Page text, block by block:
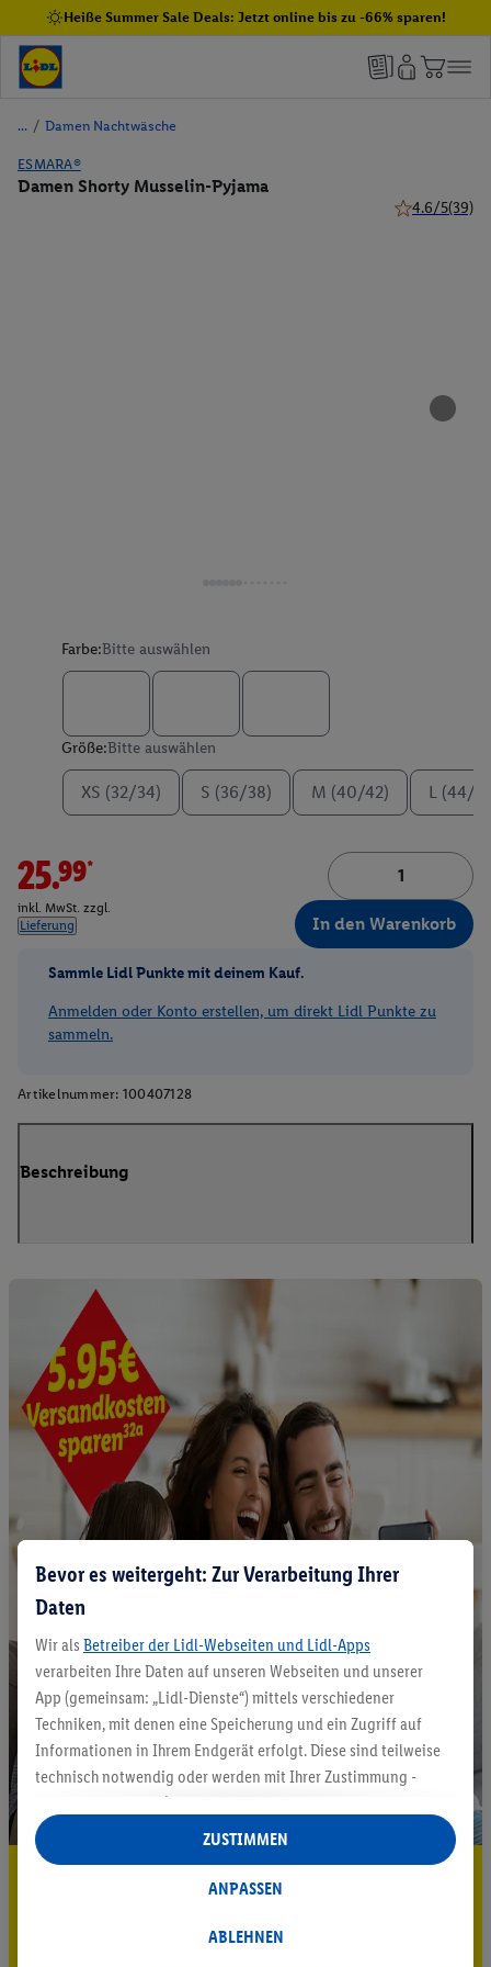
Heiße Summer Sale Deals: Jetzt online bis zu -66% sparen!
/ Damen Nachtwäsche
ESMARA®
Damen Shorty Musselin-Pyjama
4.6/5(39)
Farbe:Bitte auswählen
Größe:Bitte auswählen
XS (32/34) S (36/38) M (40/42) L (44/
25.99*
inkl. MwSt. zzgl.
Lieferung
In den Warenkorb
Sammle Lidl Punkte mit deinem Kauf.
Anmelden oder Konto erstellen, um direkt Lidl Punkte zu
sammeln.
Artikelnummer: 100407128
Beschreibung
5.95 € Versand sparen³²ᵃ
Bevor es weitergeht: Zur Verarbeitung Ihrer
Daten
Wir als Betreiber der Lidl-Webseiten und Lidl-Apps
verarbeiten Ihre Daten auf unseren Webseiten und unserer
App (gemeinsam: „Lidl-Dienste“) mittels verschiedener
Techniken, mit denen eine Speicherung und ein Zugriff auf
Informationen in Ihrem Endgerät erfolgt. Diese sind teilweise
technisch notwendig oder werden mit Ihrer Zustimmung -
auch durch Partner (u.a.
Verantwortliche; im Zusammenhang mit dem IAB TCF
insgesamt
Statistik-Erstellung oder für personalisierte Werbung
Datenverarbeitungen für personalisierte Werbung werden
ABLEHNEN
ANPASSEN
ZUSTIMMEN